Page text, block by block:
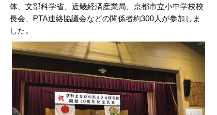
体、文部科学省、近畿経済産業局、京都市立小中学校校
長会、PTA連絡協議会などの関係者約300人が参加しま
した。